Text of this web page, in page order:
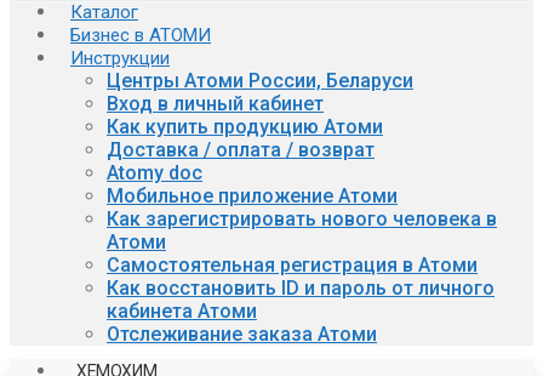
Каталог
Бизнес в АТОМИ
Инструкции
Центры Атоми России, Беларуси
Вход в личный кабинет
Как купить продукцию Атоми
Доставка / оплата / возврат
Atomy doc
Мобильное приложение Атоми
Как зарегистрировать нового человека в
Атоми
Самостоятельная регистрация в Атоми
Как восстановить ID и пароль от личного
кабинета Атоми
Отслеживание заказа Атоми
ХЕМОХИМ